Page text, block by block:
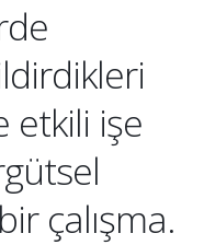
etkili işe
çalışma.